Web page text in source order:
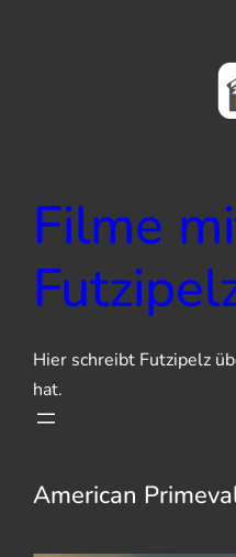
Filme
Hier schreibt Futzipelz
hat.
American